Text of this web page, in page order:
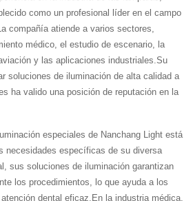
como un profesional líder en el campo
compañía atiende a varios sectores,
médico, el estudio de escenario, la
y las aplicaciones industriales.Su
soluciones de iluminación de alta calidad a
ha valido una posición de reputación en la
especiales de Nanchang Light está
necesidades específicas de su diversa
sus soluciones de iluminación garantizan
los procedimientos, lo que ayuda a los
dental eficaz.En la industria médica,